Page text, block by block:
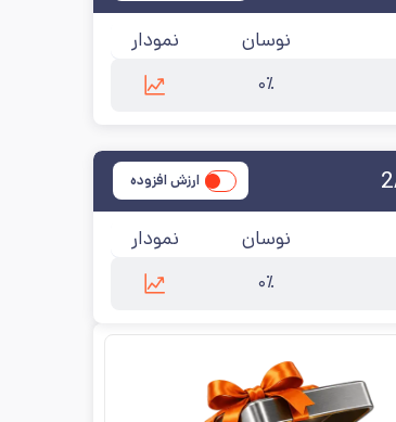
نوسان نمودار
۰٪
ارزش افزوده
نوسان نمودار
۰٪